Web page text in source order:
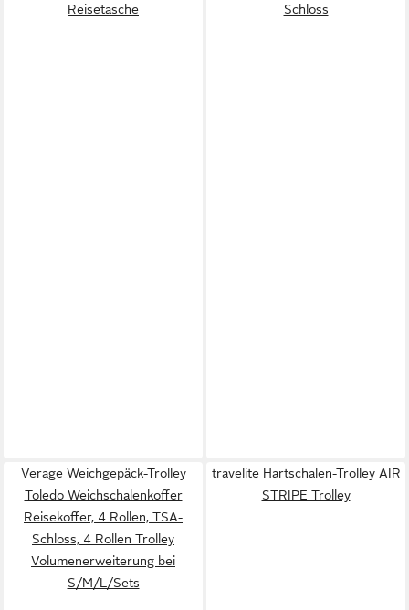
Reisetasche
Schloss
Verage Weichgepäck-Trolley
Toledo Weichschalenkoffer
Reisekoffer, 4 Rollen, TSA-
Schloss, 4 Rollen Trolley
Volumenerweiterung bei
S/M/L/Sets
travelite Hartschalen-Trolley AIR
STRIPE Trolley